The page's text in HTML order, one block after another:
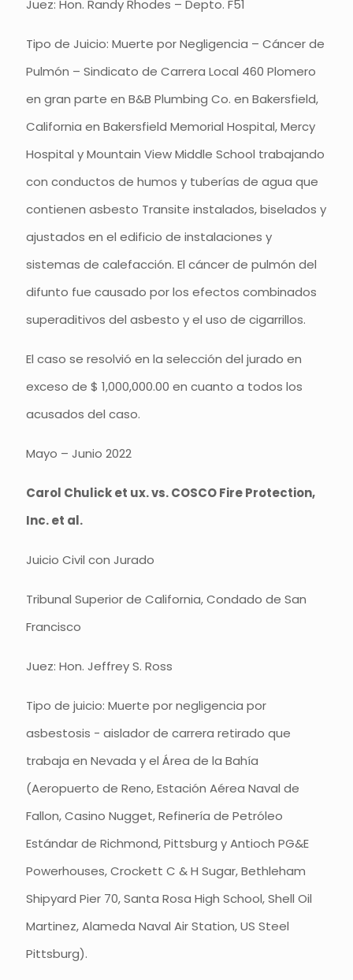
Juez: Hon. Randy Rhodes – Depto. F51
Tipo de Juicio: Muerte por Negligencia – Cáncer de
Pulmón – Sindicato de Carrera Local 460 Plomero
en gran parte en B&B Plumbing Co. en Bakersfield,
California en Bakersfield Memorial Hospital, Mercy
Hospital y Mountain View Middle School trabajando
con conductos de humos y tuberías de agua que
contienen asbesto Transite instalados, biselados y
ajustados en el edificio de instalaciones y
sistemas de calefacción. El cáncer de pulmón del
difunto fue causado por los efectos combinados
superaditivos del asbesto y el uso de cigarrillos.
El caso se resolvió en la selección del jurado en
exceso de $ 1,000,000.00 en cuanto a todos los
acusados del caso.
Mayo – Junio 2022
Carol Chulick et ux. vs. COSCO Fire Protection,
Inc. et al.
Juicio Civil con Jurado
Tribunal Superior de California, Condado de San
Francisco
Juez: Hon. Jeffrey S. Ross
Tipo de juicio: Muerte por negligencia por
asbestosis - aislador de carrera retirado que
trabaja en Nevada y el Área de la Bahía
(Aeropuerto de Reno, Estación Aérea Naval de
Fallon, Casino Nugget, Refinería de Petróleo
Estándar de Richmond, Pittsburg y Antioch PG&E
Powerhouses, Crockett C & H Sugar, Bethleham
Shipyard Pier 70, Santa Rosa High School, Shell Oil
Martinez, Alameda Naval Air Station, US Steel
Pittsburg).